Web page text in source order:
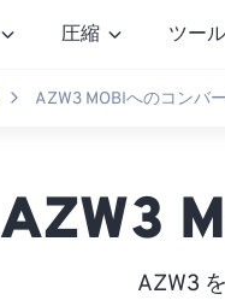
圧縮 ツール
AZW3 MOBIへのコンバ
AZW3
AZW3